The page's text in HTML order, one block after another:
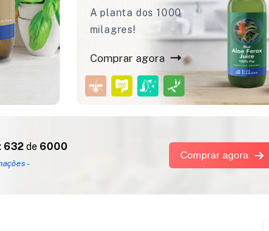
A planta dos 1000
milagres!
Comprar agora
632 de 6000
-
Comprar agora